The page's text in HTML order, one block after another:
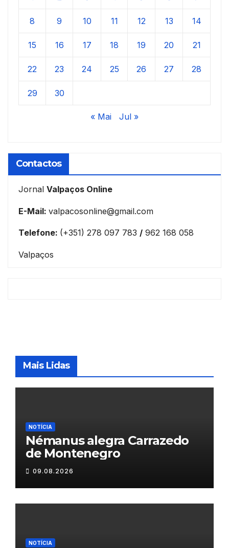
8 9 10 11 12 13 14
15 16 17 18 19 20 21
22 23 24 25 26 27 28
29 30
« Mai Jul »
Contactos
Jornal Valpaços Online
E-Mail: valpacosonline@gmail.com
Telefone: (+351) 278 097 783 / 962 168 058
Valpaços
Mais Lidas
NOTÍCIA
Némanus alegra Carrazedo
de Montenegro
09.08.2026
NOTÍCIA